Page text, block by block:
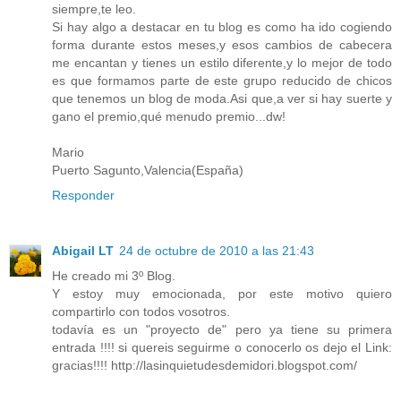
siempre,te leo.
Si hay algo a destacar en tu blog es como ha ido cogiendo
forma durante estos meses,y esos cambios de cabecera
me encantan y tienes un estilo diferente,y lo mejor de todo
es que formamos parte de este grupo reducido de chicos
que tenemos un blog de moda.Asi que,a ver si hay suerte y
gano el premio,qué menudo premio...dw!
Mario
Puerto Sagunto,Valencia(España)
Responder
Abigail LT 24 de octubre de 2010 a las 21:43
He creado mi 3º Blog.
Y estoy muy emocionada, por este motivo quiero
compartirlo con todos vosotros.
todavía es un "proyecto de" pero ya tiene su primera
entrada !!!! si quereis seguirme o conocerlo os dejo el Link:
gracias!!!! http://lasinquietudesdemidori.blogspot.com/